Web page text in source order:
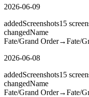
2026-06-09
addedScreenshots15
changedName
Fate/Grand Order→Fate/
2026-06-08
addedScreenshots15
changedName
Fate/Grand Order→Fate/